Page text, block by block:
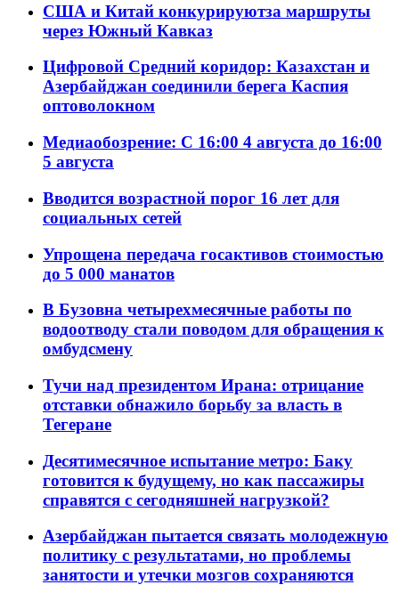
США и Китай конкурируютза маршруты
через Южный Кавказ
Цифровой Средний коридор: Казахстан и
Азербайджан соединили берега Каспия
оптоволокном
Медиаобозрение: С 16:00 4 августа до 16:00
5 августа
Вводится возрастной порог 16 лет для
социальных сетей
Упрощена передача госактивов стоимостью
до 5 000 манатов
В Бузовна четырехмесячные работы по
водоотводу стали поводом для обращения к
омбудсмену
Тучи над президентом Ирана: отрицание
отставки обнажило борьбу за власть в
Тегеране
Десятимесячное испытание метро: Баку
готовится к будущему, но как пассажиры
справятся с сегодняшней нагрузкой?
Азербайджан пытается связать молодежную
политику с результатами, но проблемы
занятости и утечки мозгов сохраняются